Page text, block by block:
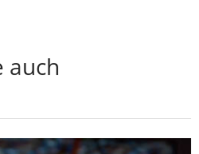
auch